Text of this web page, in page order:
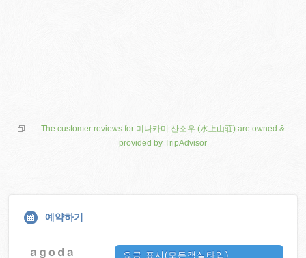
The customer reviews for 미나카미 산소우 (水上山荘) are owned &
provided by TripAdvisor
예약하기
요금 표시(모든객실타입)